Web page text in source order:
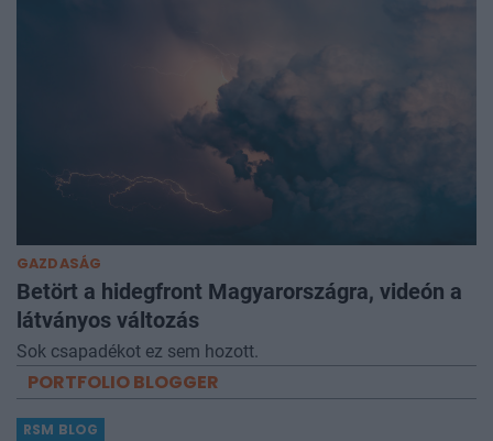
GAZDASÁG
Betört a hidegfront Magyarországra, videón a
látványos változás
Sok csapadékot ez sem hozott.
PORTFOLIO BLOGGER
RSM BLOG